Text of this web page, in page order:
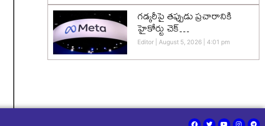
గడ్కరీపై తప్పుడు ప్రచారానికి
హైకోర్టు చెక్…
Editor August 5, 2026 4:01 pm